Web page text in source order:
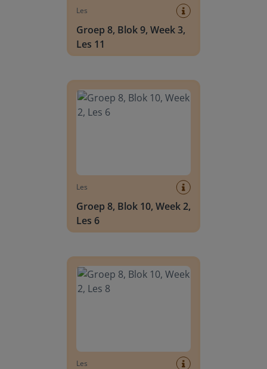
Les
Groep 8, Blok 9, Week 3,
Les 11
Les
Groep 8, Blok 10, Week 2,
Les 6
Les